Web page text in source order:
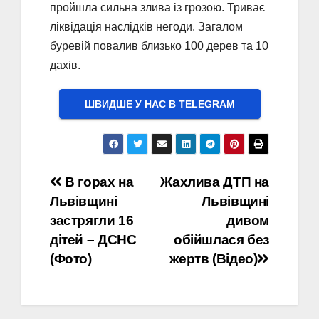
пройшла сильна злива із грозою. Триває
ліквідація наслідків негоди. Загалом
буревій повалив близько 100 дерев та 10
дахів.
ШВИДШЕ У НАС В ТELEGRAM
Навігація
записів
Жахлива ДТП на
Львівщині
дивом
обійшлася без
жертв (Відео)
В горах на
Львівщині
застрягли 16
дітей – ДСНС
(Фото)